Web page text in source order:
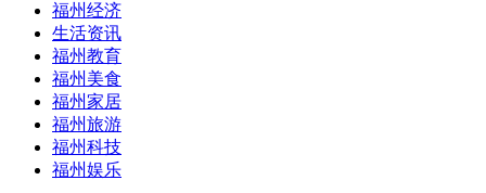
福州经济
生活资讯
福州教育
福州美食
福州家居
福州旅游
福州科技
福州娱乐